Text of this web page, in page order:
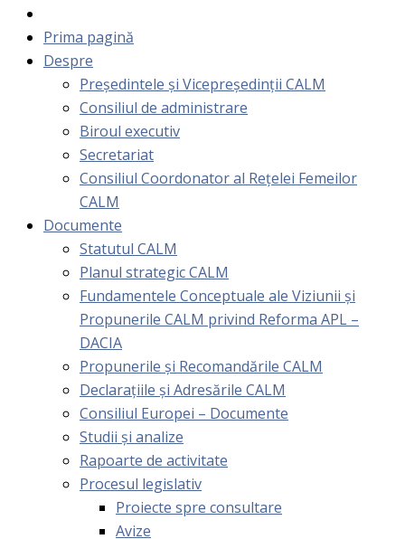
Prima pagină
Despre
Președintele și Vicepreședinții CALM
Consiliul de administrare
Biroul executiv
Secretariat
Consiliul Coordonator al Rețelei Femeilor
CALM
Documente
Statutul CALM
Planul strategic CALM
Fundamentele Conceptuale ale Viziunii și
Propunerile CALM privind Reforma APL –
DACIA
Propunerile și Recomandările CALM
Declarațiile și Adresările CALM
Consiliul Europei – Documente
Studii și analize
Rapoarte de activitate
Procesul legislativ
Proiecte spre consultare
Avize